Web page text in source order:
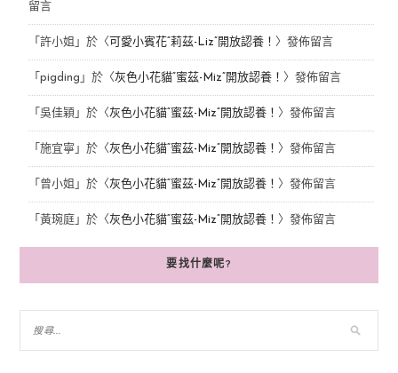
留言
「 許小姐 」於〈 可愛小賓花“莉茲-Liz”開放認養！ 〉發佈留言
「 pigding 」於〈灰色小花貓“蜜茲-Miz”開放認養！ 〉發佈留言
「 吳佳穎 」於〈灰色小花貓“蜜茲-Miz”開放認養！ 〉發佈留言
「 施宜寧 」於〈灰色小花貓“蜜茲-Miz”開放認養！ 〉發佈留言
「 曾小姐 」於〈灰色小花貓“蜜茲-Miz”開放認養！ 〉發佈留言
「 黃琬庭」於〈灰色小花貓“蜜茲-Miz”開放認養！ 〉發佈留言
要找什麼呢?